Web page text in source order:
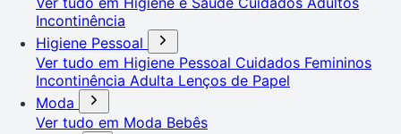
Incontinência
Higiene Pessoal
Ver tudo em Higiene Pessoal Cuidados Femininos
Incontinência Adulta Lenços de Papel
Moda
Ver tudo em Moda Bebês